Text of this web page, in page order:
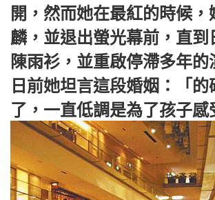
開，然而她在最紅的時候，
麟，並退出螢光幕前，直到
陳雨衫，並重啟停滯多年的
日前她坦言這段婚姻：「的
了，一直低調是為了孩子感